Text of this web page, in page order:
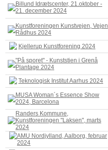
Billund Idrætscenter, 21.oktober -
21. december 2024
Kunstforeningen Kunstvejen, Vejen
Rådhus 2024
Kjellerup Kunstforening 2024
"På sporet" - Kunststien i Grenå
Plantage 2024
Teknologisk Institut Aarhus 2024
MUSA Woman´s Essence Show
2024, Barcelona
Randers Kommune,
Kunstforeningen "Laksen", marts
2024
AMU Nordjylland, Aalborg, februar
2024